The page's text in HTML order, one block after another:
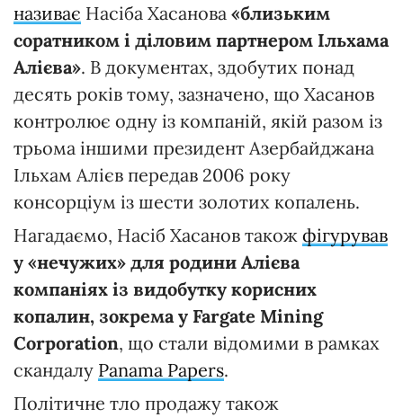
називає Насіба Хасанова «близьким
соратником і діловим партнером Ільхама
Алієва». В документах, здобутих понад
десять років тому, зазначено, що Хасанов
контролює одну із компаній, якій разом із
трьома іншими президент Азербайджана
Ільхам Алієв передав 2006 року
консорціум із шести золотих копалень.
Нагадаємо, Насіб Хасанов також фігурував
у «нечужих» для родини Алієва
компаніях із видобутку корисних
копалин, зокрема у Fargate Mining
Corporation, що стали відомими в рамках
скандалу Panama Papers.
Політичне тло продажу також